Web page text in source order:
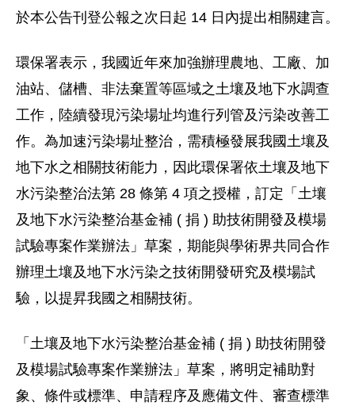
於本公告刊登公報之次日起 14 日內提出相關建言。
環保署表示，我國近年來加強辦理農地、工廠、加
油站、儲槽、非法棄置等區域之土壤及地下水調查
工作，陸續發現污染場址均進行列管及污染改善工
作。為加速污染場址整治，需積極發展我國土壤及
地下水之相關技術能力，因此環保署依土壤及地下
水污染整治法第 28 條第 4 項之授權，訂定「土壤
及地下水污染整治基金補 ( 捐 ) 助技術開發及模場
試驗專案作業辦法」草案，期能與學術界共同合作
辦理土壤及地下水污染之技術開發研究及模場試
驗，以提昇我國之相關技術。
「土壤及地下水污染整治基金補 ( 捐 ) 助技術開發
及模場試驗專案作業辦法」草案，將明定補助對
象、條件或標準、申請程序及應備文件、審查標準